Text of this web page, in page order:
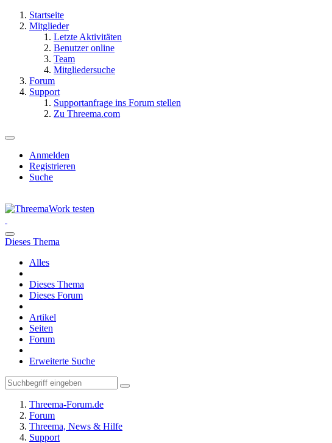
Startseite
Mitglieder
Letzte Aktivitäten
Benutzer online
Team
Mitgliedersuche
Forum
Support
Supportanfrage ins Forum stellen
Zu Threema.com
Anmelden
Registrieren
Suche
Dieses Thema
Alles
Dieses Thema
Dieses Forum
Artikel
Seiten
Forum
Erweiterte Suche
Threema-Forum.de
Forum
Threema, News & Hilfe
Support